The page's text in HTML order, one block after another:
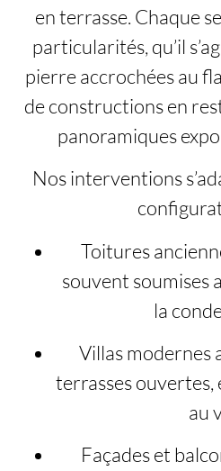
en terrasse. Chaque
particularités, qu’il
pierre accrochées au
de constructions en
panoramiques
Nos interventions
Toitures
souvent soumises
la
Villas modernes
terrasses ouvertes,
au
Façades et